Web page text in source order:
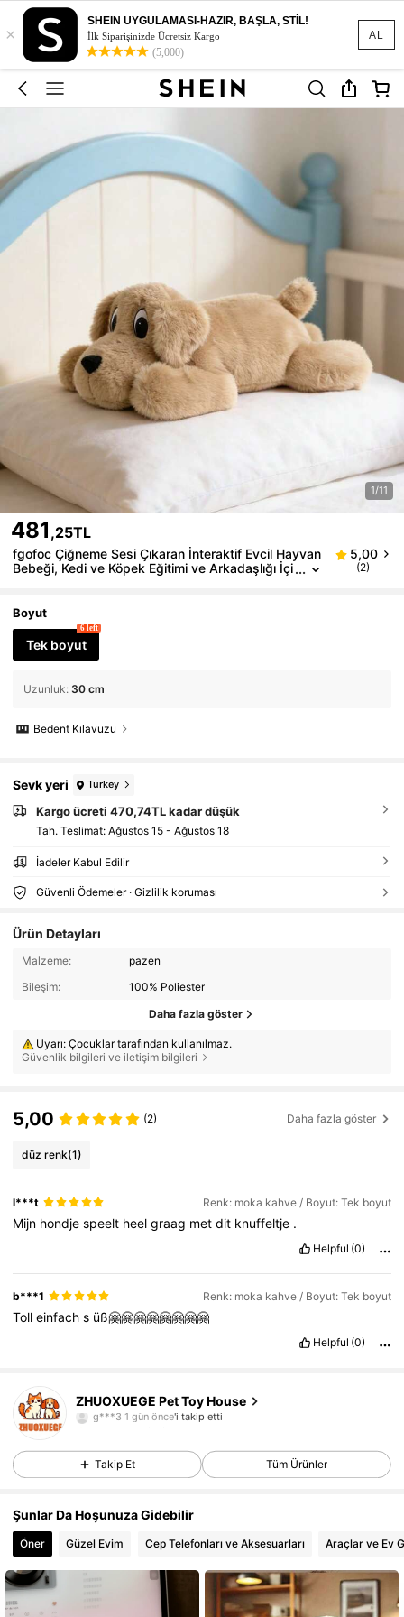
AL
×
SHEIN UYGULAMASI-HAZIR, BAŞLA, STİL!
İlk Siparişinizde Ücretsiz Kargo
(5,000)
1/11
481 ,25TL
fgofoc Çiğneme Sesi Çıkaran İnteraktif Evcil Hayvan
Bebeği, Kedi ve Köpek Eğitimi ve Arkadaşlığı İçi
mış Çift Katmanlı Malzeme
5,00
(2)
Boyut
Tek boyut
6 left
Uzunluk: 30 cm
Bedent Kılavuzu
Sevk yeri Turkey
Kargo ücreti 470,74TL kadar düşük
Tah. Teslimat: Ağustos 15 - Ağustos 18
İadeler Kabul Edilir
Güvenli Ödemeler · Gizlilik koruması
Ürün Detayları
Malzeme:
pazen
Bileşim:
100% Poliester
Daha fazla göster
Uyarı: Çocuklar tarafından kullanılmaz.
Güvenlik bilgileri ve iletişim bilgileri
5,00 (2) Daha fazla göster
düz renk(1)
l***t Renk: moka kahve / Boyut: Tek boyut
Mijn hondjespeelt heelgraag metdit knuffeltje .
Helpful (0)
b***1 Renk: moka kahve / Boyut: Tek boyut
Tolleinfachs üß🤗🤗🤗🤗🤗🤗🤗🤗
Helpful (0)
ZHUOXUEGE Pet Toy House
g***3 1 gün önce'i takip etti
4,73
15 Takipçiler
4,73 15 Takipçiler
Takip Et Tüm Ürünler
Şunlar Da Hoşunuza Gidebilir
Öner Güzel Evim Cep Telefonları ve Aksesuarları Araçlar ve Ev